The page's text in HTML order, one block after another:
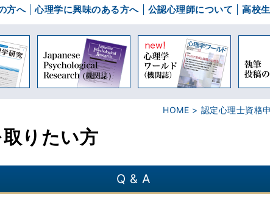
方へ 心理学に興味のある方へ 公認心理師について 高校
HOME 認定心理士資格
りたい方
Q & A